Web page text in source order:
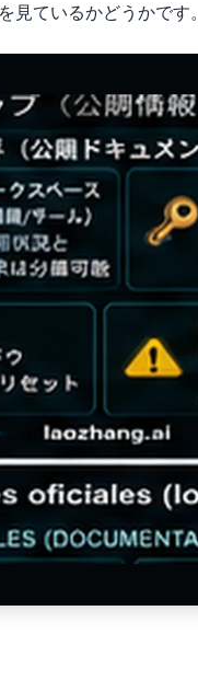
見ているかどうかです。